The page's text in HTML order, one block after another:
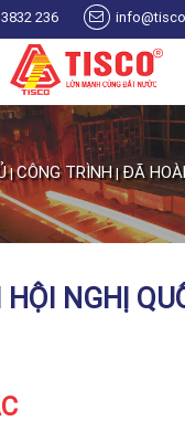
236
|CÔNG TRÌNH|ĐÃ
NGHỊ